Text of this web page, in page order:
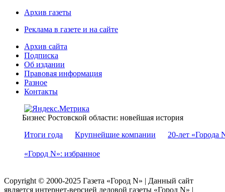
Архив газеты
Реклама в газете и на сайте
Архив сайта
Подписка
Об издании
Правовая информация
Разное
Контакты
Бизнес Ростовской области: новейшая история
Итоги года
Крупнейшие компании 20-лет «Города
«Город N»: избранное
Copyright © 2000-2025 Газета «Город N» | Данный сайт
является интернет-версией деловой газеты «Город N» |